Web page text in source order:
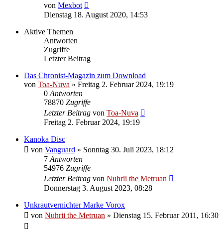
von Mexbot
Beitrag
Dienstag 18. August 2020, 14:53
Aktive Themen
Antworten
Zugriffe
Letzter Beitrag
Das Chronist-Magazin zum Download
von Toa-Nuva » Freitag 2. Februar 2024, 19:19
0 Antworten
78870 Zugriffe
Letzter Beitrag von Toa-Nuva
Freitag 2. Februar 2024, 19:19
Kanoka Disc
von Vanguard » Sonntag 30. Juli 2023, 18:12
7 Antworten
54976 Zugriffe
Letzter Beitrag von Nuhrii the Metruan
Donnerstag 3. August 2023, 08:28
Unkrautvernichter Marke Vorox
von Nuhrii the Metruan » Dienstag 15. Februar 2011, 16:30